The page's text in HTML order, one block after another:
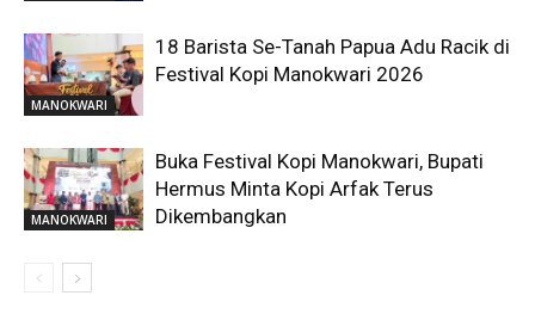
MANOKWARI
18 Barista Se-Tanah Papua Adu Racik di
Festival Kopi Manokwari 2026
MANOKWARI
Buka Festival Kopi Manokwari, Bupati
Hermus Minta Kopi Arfak Terus
Dikembangkan